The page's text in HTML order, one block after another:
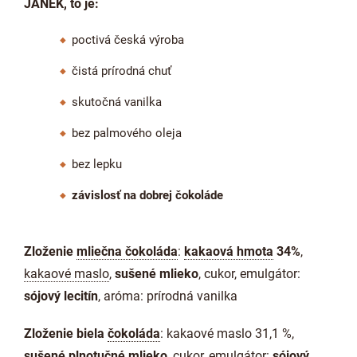
JANEK, to je:
poctivá česká výroba
čistá prírodná chuť
skutočná vanilka
bez palmového oleja
bez lepku
závislosť na dobrej čokoláde
Zloženie mliečna čokoláda: kakaová hmota 34%,
kakaové maslo, sušené mlieko, cukor, emulgátor:
sójový lecitín, aróma: prírodná vanilka
Zloženie biela čokoláda: kakaové maslo 31,1 %,